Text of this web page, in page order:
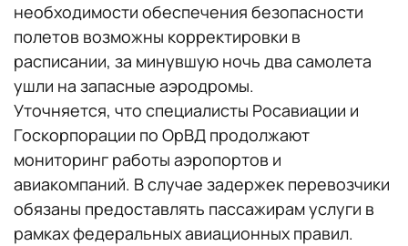
необходимости обеспечения безопасности
полетов возможны корректировки в
расписании, за минувшую ночь два самолета
ушли на запасные аэродромы.
Уточняется, что специалисты Росавиации и
Госкорпорации по ОрВД продолжают
мониторинг работы аэропортов и
авиакомпаний. В случае задержек перевозчики
обязаны предоставлять пассажирам услуги в
рамках федеральных авиационных правил.